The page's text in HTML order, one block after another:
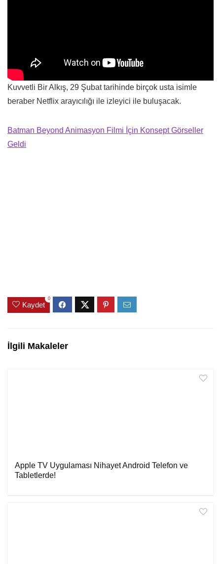
Kuvvetli Bir Alkış, 29 Şubat tarihinde birçok usta isimle
beraber Netflix arayıcılığı ile izleyici ile buluşacak.
Batman Beyond Animasyon Filmi İçin Konsept Görseller
Geldi
Kaydet
0
İlgili Makaleler
Apple TV Uygulaması Nihayet Android Telefon ve
Tabletlerde!